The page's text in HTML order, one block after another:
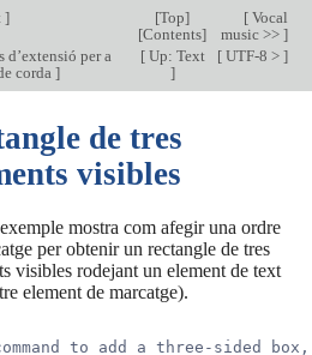
] [Top]
[Contents]
[Vocal
music >> ]
per a
corda ]
[Up: Text
]
[UTF-8 > ]
de tres
visibles
mostra com afegir una ordre
per obtenir un rectangle de tres
visibles rodejant un element de text
element de marcatge).
command to add a three-sided